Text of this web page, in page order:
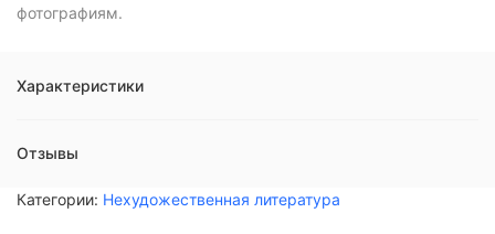
фотографиям.
Характеристики
Отзывы
Категории: Нехудожественная литература